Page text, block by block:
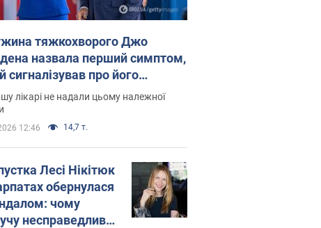
тяжкохворого Джо
назвала перший симптом,
сигналізував про його
рак
лікарі не надали цьому належної
12:46 14,7 т.
Лесі Нікітюк
обернулася
чому
несправедливо